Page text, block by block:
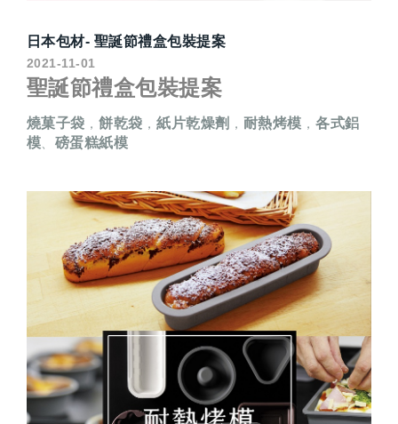
日本包材- 聖誕節禮盒包裝提案
2021-11-01
聖誕節禮盒包裝提案
燒菓子袋 ，餅乾袋 ，紙片乾燥劑 ， 耐熱烤模 ，各式鋁
模
磅蛋糕紙模